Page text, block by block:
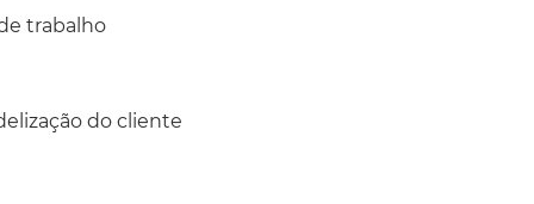
trabalho
do cliente